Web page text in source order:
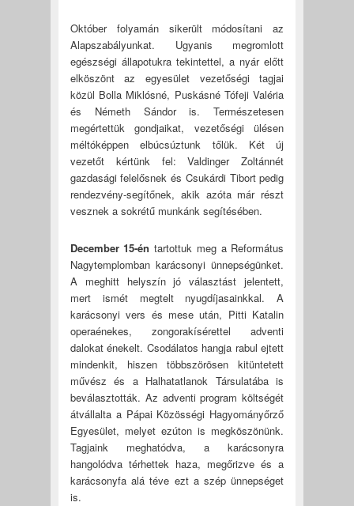
Október folyamán sikerült módosítani az
Alapszabályunkat. Ugyanis megromlott
egészségi állapotukra tekintettel, a nyár előtt
elköszönt az egyesület vezetőségi tagjai
közül Bolla Miklósné, Puskásné Tófeji Valéria
és Németh Sándor is. Természetesen
megértettük gondjaikat, vezetőségi ülésen
méltóképpen elbúcsúztunk tőlük. Két új
vezetőt kértünk fel: Valdinger Zoltánnét
gazdasági felelősnek és Csukárdi Tibort pedig
rendezvény-segítőnek, akik azóta már részt
vesznek a sokrétű munkánk segítésében.
December 15-én tartottuk meg a Református
Nagytemplomban karácsonyi ünnepségünket.
A meghitt helyszín jó választást jelentett,
mert ismét megtelt nyugdíjasainkkal. A
karácsonyi vers és mese után, Pitti Katalin
operaénekes, zongorakísérettel adventi
dalokat énekelt. Csodálatos hangja rabul ejtett
mindenkit, hiszen többszörösen kitüntetett
művész és a Halhatatlanok Társulatába is
beválasztották. Az adventi program költségét
átvállalta a Pápai Közösségi Hagyományőrző
Egyesület, melyet ezúton is megköszönünk.
Tagjaink meghatódva, a karácsonyra
hangolódva térhettek haza, megőrizve és a
karácsonyfa alá téve ezt a szép ünnepséget
is.